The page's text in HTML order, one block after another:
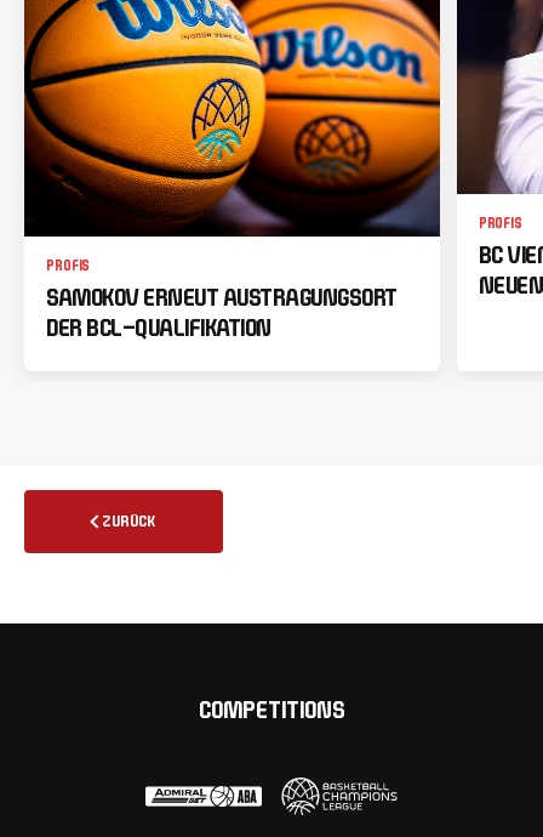
PROFIS
SAMOKOV ERNEUT AUSTRAGUNGSORT
DER BCL-QUALIFIKATION
PROFIS
BC
ZURÜCK
COMPETITIONS